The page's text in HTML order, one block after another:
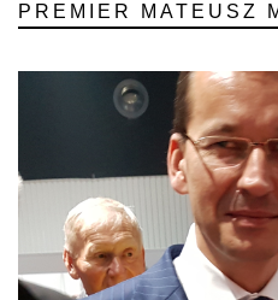
PREMIER MATEUSZ